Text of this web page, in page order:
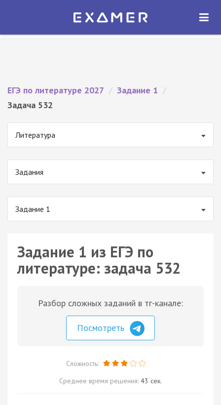
Экзамер — ЕГЭ 2027
ОТКРЫТЬ
ЕГЭ по литературе 2027 / Задание 1 /
Задача 532
Литература
Задания
Задание 1
Задание 1 из ЕГЭ по
литературе: задача 532
Разбор сложных заданий в тг-канале:
Посмотреть
Сложность:
Среднее время решения: 43 сек.